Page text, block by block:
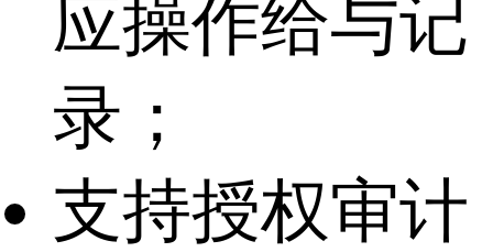
应操作给与记
录；
支持授权审计